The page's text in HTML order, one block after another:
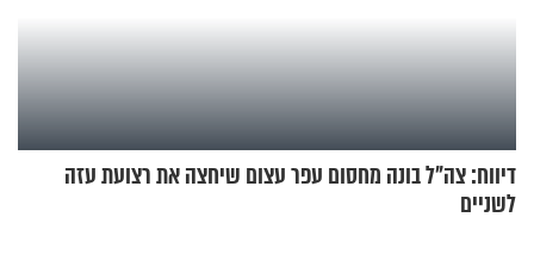
דיווח: צה"ל בונה מחסום עפר עצום שיחצה את רצועת עזה
לשניים